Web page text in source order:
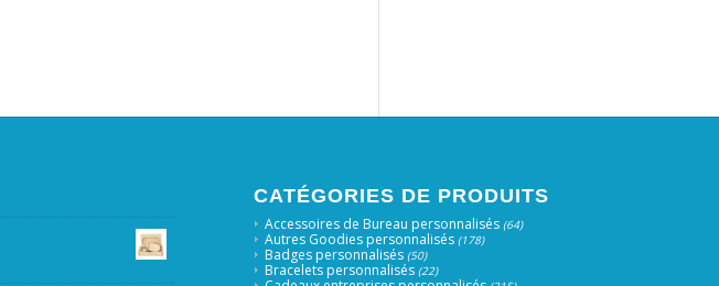
CATÉGORIES DE PRODUITS
Accessoires de Bureau personnalisés (64)
Autres Goodies personnalisés (178)
Badges personnalisés (50)
Bracelets personnalisés (22)